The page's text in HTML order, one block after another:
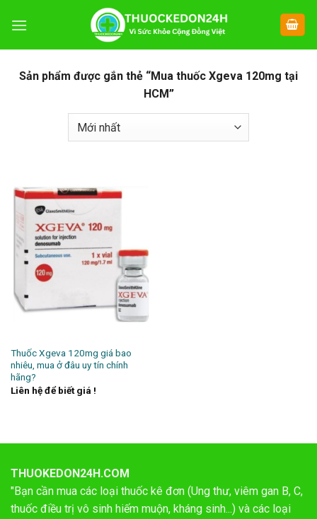
đến
Sản phẩm được gắn thẻ “Mua thuốc Xgeva 120mg tại
HCM”
Thuốc Xgeva 120mg giá bao
nhiêu, mua ở đâu uy tín chính
hãng?
Liên hệ để biết giá !
THUOKEDON24H.COM
"Bạn cần mua các loại thuốc kê đơn (Ung thư, viêm gan B, C,
thuốc điều trị vô sinh hiếm muộn, kháng sinh...) và các loại